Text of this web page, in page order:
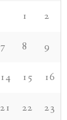
1 2
7 8 9
14 15 16
21 22 23